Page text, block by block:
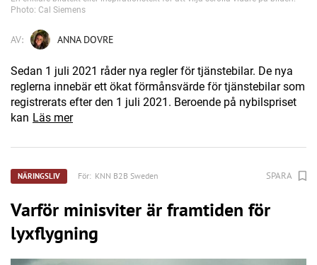
Photo: Cal Siemens
AV: ANNA DOVRE
Sedan 1 juli 2021 råder nya regler för tjänstebilar. De nya
reglerna innebär ett ökat förmånsvärde för tjänstebilar som
registrerats efter den 1 juli 2021. Beroende på nybilspriset
kan Läs mer
NÄRINGSLIV För: KNN B2B Sweden SPARA
Varför minisviter är framtiden för
lyxflygning